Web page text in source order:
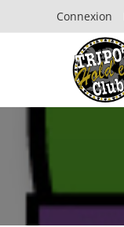
Connexion